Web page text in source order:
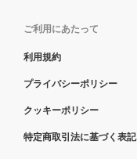
ご利用にあたって
利用規約
プライバシーポリシー
クッキーポリシー
特定商取引法に基づく表記